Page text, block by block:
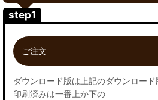
step1
ご注文
ダウンロード版は上記のダウンロード
印刷済みは一番上か下の